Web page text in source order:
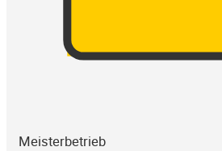
Meisterbetrieb